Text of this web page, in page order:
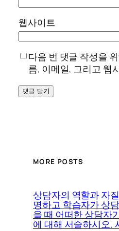
웹사이트
다음 번 댓글 작성을
름, 이메일, 그리고 웹
MORE POSTS
상담자의 역할과 자
명하고 학습자가 상
을 때 어떠한 상담자
에 대해 서술하시오.